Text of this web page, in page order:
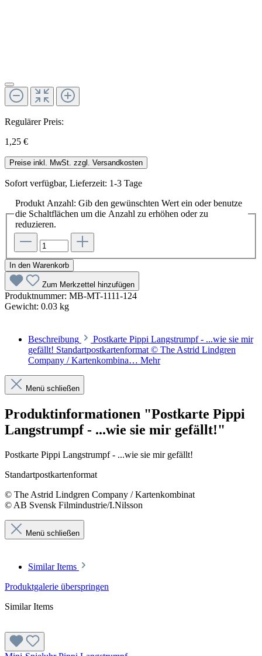
Regulärer Preis:
1,25 €
Preise inkl. MwSt. zzgl. Versandkosten
Sofort verfügbar, Lieferzeit: 1-3 Tage
Produkt Anzahl: Gib den gewünschten Wert ein oder benutze
die Schaltflächen um die Anzahl zu erhöhen oder zu
reduzieren.
In den Warenkorb
Zum Merkzettel hinzufügen
Produktnummer: MB-MT-1111-124
Gewicht: 0.03 kg
Beschreibung
Postkarte Pippi Langstrumpf - ...wie sie mir
gefällt! Standartpostkartenformat © The Astrid Lindgren
Company / Kartenkombina… Mehr
Menü schließen
Produktinformationen "Postkarte Pippi
Langstrumpf - ...wie sie mir gefällt!"
Postkarte Pippi Langstrumpf - ...wie sie mir gefällt!
Standartpostkartenformat
© The Astrid Lindgren Company / Kartenkombinat
© AB Svensk Filmindustrie/I.Nilsson
Menü schließen
Similar Items
Produktgalerie überspringen
Similar Items